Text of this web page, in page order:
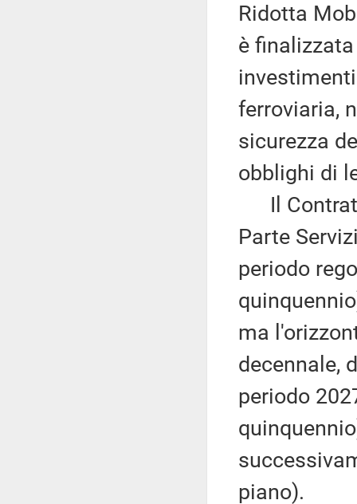
Ridotta
è
ferroviaria,
sicurezza
obblighi di
Il
Parte
periodo
ma
decennale,
periodo
piano).